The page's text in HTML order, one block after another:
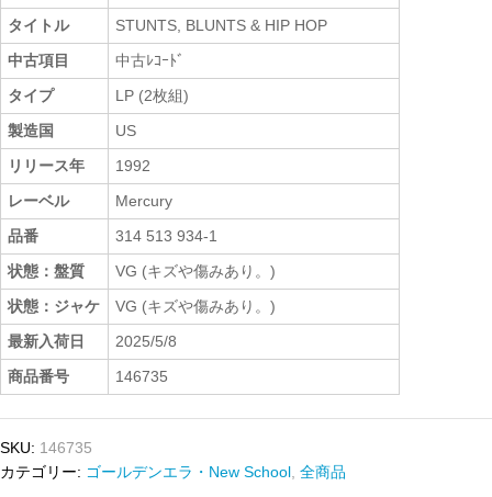
タイトル
STUNTS, BLUNTS & HIP HOP
中古項目
中古ﾚｺｰﾄﾞ
タイプ
LP (2枚組)
製造国
US
リリース年
1992
レーベル
Mercury
品番
314 513 934-1
状態：盤質
VG (キズや傷みあり。)
状態：ジャケ
VG (キズや傷みあり。)
最新入荷日
2025/5/8
商品番号
146735
SKU: 146735
カテゴリー: ゴールデンエラ・New School 全商品